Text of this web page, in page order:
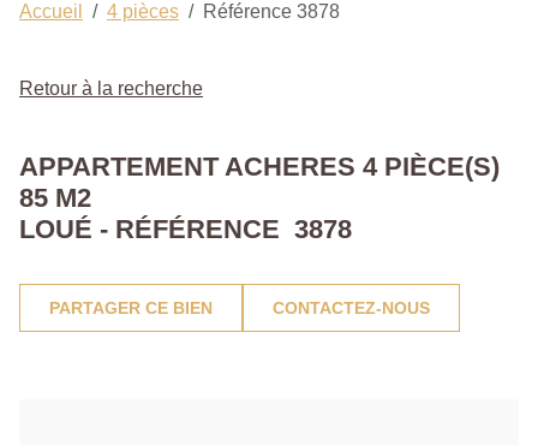
Accueil 4 pièces Référence 3878
Retour à la recherche
APPARTEMENT ACHERES 4 PIÈCE(S)
85 M2
LOUÉ - RÉFÉRENCE 3878
PARTAGER CE BIEN CONTACTEZ-NOUS